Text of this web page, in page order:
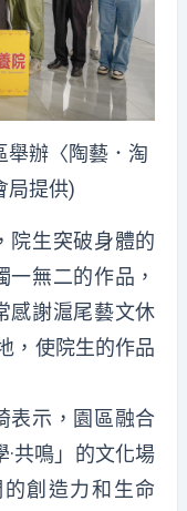
舉辦〈陶藝．淘
局提供)
院生突破身體的
無二的作品，
感謝滬尾藝文休
，使院生的作品
表示，園區融合
·共鳴」的文化場
創造力和生命